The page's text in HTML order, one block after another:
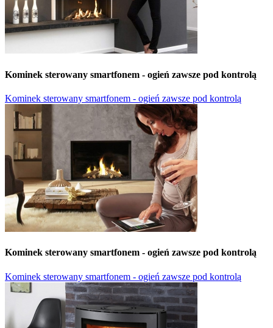
Kominek sterowany smartfonem - ogień zawsze pod kontrolą
Kominek sterowany smartfonem - ogień zawsze pod kontrolą
Kominek sterowany smartfonem - ogień zawsze pod kontrolą
Kominek sterowany smartfonem - ogień zawsze pod kontrolą